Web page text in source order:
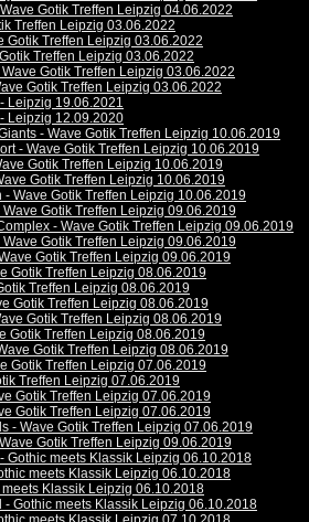
Gotik Treffen Leipzig 04.06.2022
Treffen Leipzig 03.06.2022
Gotik Treffen Leipzig 03.06.2022
Treffen Leipzig 03.06.2022
Gotik Treffen Leipzig 03.06.2022
Gotik Treffen Leipzig 03.06.2022
Leipzig 19.06.2021
Leipzig 12.09.2020
- Wave Gotik Treffen Leipzig 10.06.2019
- Wave Gotik Treffen Leipzig 10.06.2019
Gotik Treffen Leipzig 10.06.2019
Gotik Treffen Leipzig 10.06.2019
- Wave Gotik Treffen Leipzig 10.06.2019
Gotik Treffen Leipzig 09.06.2019
- Wave Gotik Treffen Leipzig 09.06.2019
Gotik Treffen Leipzig 09.06.2019
Gotik Treffen Leipzig 09.06.2019
Gotik Treffen Leipzig 08.06.2019
Treffen Leipzig 08.06.2019
Gotik Treffen Leipzig 08.06.2019
Gotik Treffen Leipzig 08.06.2019
Gotik Treffen Leipzig 08.06.2019
Gotik Treffen Leipzig 08.06.2019
Gotik Treffen Leipzig 07.06.2019
Treffen Leipzig 07.06.2019
Gotik Treffen Leipzig 07.06.2019
Gotik Treffen Leipzig 07.06.2019
- Wave Gotik Treffen Leipzig 07.06.2019
Gotik Treffen Leipzig 09.06.2019
Gothic meets Klassik Leipzig 06.10.2018
meets Klassik Leipzig 06.10.2018
Klassik Leipzig 06.10.2018
- Gothic meets Klassik Leipzig 06.10.2018